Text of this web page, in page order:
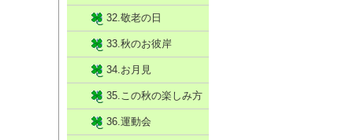
32.敬老の日
33.秋のお彼岸
34.お月見
35.この秋の楽しみ方
36.運動会